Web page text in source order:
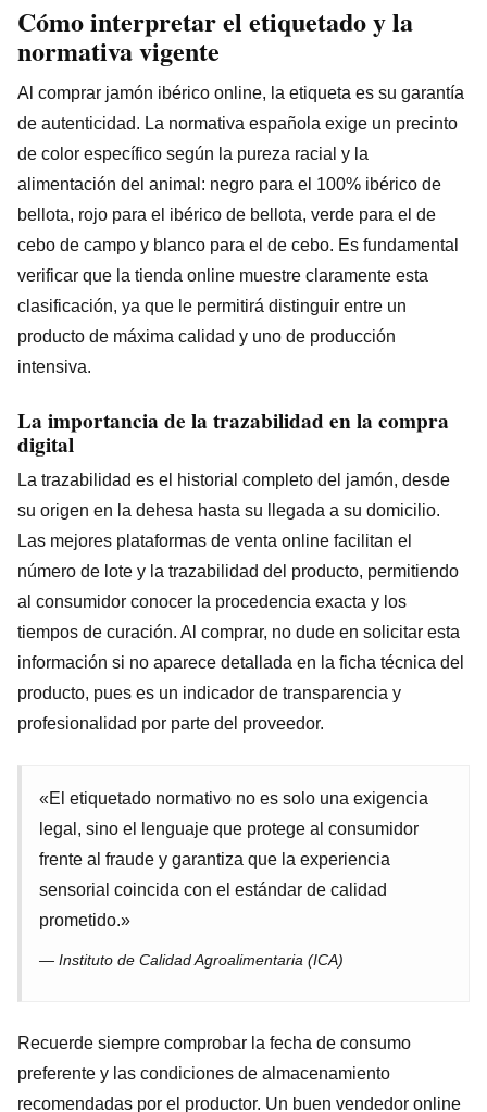
Cómo interpretar el etiquetado y la
normativa vigente
Al comprar jamón ibérico online, la etiqueta es su garantía
de autenticidad. La normativa española exige un precinto
de color específico según la pureza racial y la
alimentación del animal: negro para el 100% ibérico de
bellota, rojo para el ibérico de bellota, verde para el de
cebo de campo y blanco para el de cebo. Es fundamental
verificar que la tienda online muestre claramente esta
clasificación, ya que le permitirá distinguir entre un
producto de máxima calidad y uno de producción
intensiva.
La importancia de la trazabilidad en la compra
digital
La trazabilidad es el historial completo del jamón, desde
su origen en la dehesa hasta su llegada a su domicilio.
Las mejores plataformas de venta online facilitan el
número de lote y la trazabilidad del producto, permitiendo
al consumidor conocer la procedencia exacta y los
tiempos de curación. Al comprar, no dude en solicitar esta
información si no aparece detallada en la ficha técnica del
producto, pues es un indicador de transparencia y
profesionalidad por parte del proveedor.
«El etiquetado normativo no es solo una exigencia
legal, sino el lenguaje que protege al consumidor
frente al fraude y garantiza que la experiencia
sensorial coincida con el estándar de calidad
prometido.»
— Instituto de Calidad Agroalimentaria (ICA)
Recuerde siempre comprobar la fecha de consumo
preferente y las condiciones de almacenamiento
recomendadas por el productor. Un buen vendedor online